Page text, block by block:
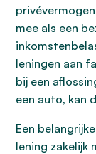
mee als een
leningen aan
bij een
een auto, kan
Een
lening zakelijk